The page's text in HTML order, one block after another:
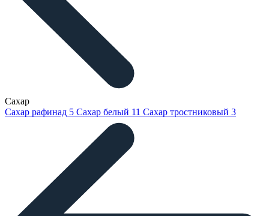
Сахар
Сахар рафинад 5 Сахар белый 11 Сахар тростниковый 3